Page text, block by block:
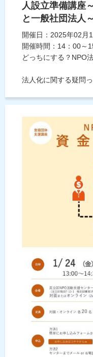
人設立準備講座
と一般社団法人～
開催日：2025年02月
開催時間：14：00～
どっちにする？NPO
法人化に関する疑問